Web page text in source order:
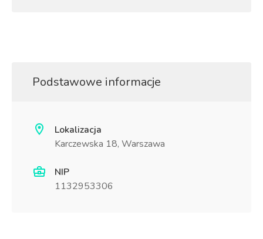
Podstawowe informacje
Lokalizacja
Karczewska 18, Warszawa
NIP
1132953306